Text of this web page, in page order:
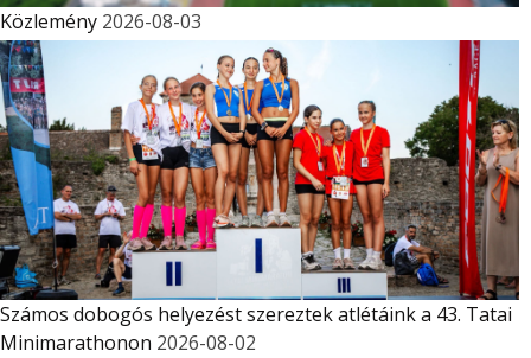
Közlemény 2026-08-03
Számos dobogós helyezést szereztek atlétáink a 43. Tatai
Minimarathonon 2026-08-02